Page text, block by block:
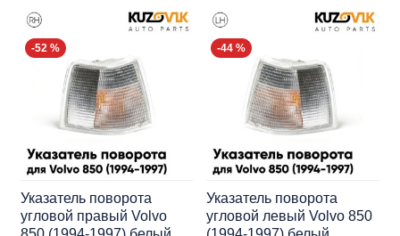
-52 %
Указатель поворота
угловой правый Volvo
-44 %
Указатель поворота
угловой левый Volvo 850